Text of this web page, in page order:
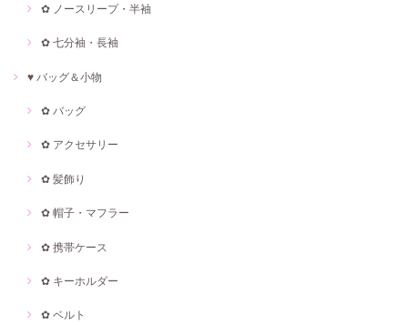
✿ ノースリープ・半袖
✿ 七分袖・長袖
♥ バッグ＆小物
✿ バッグ
✿ アクセサリー
✿ 髪飾り
✿ 帽子・マフラー
✿ 携帯ケース
✿ キーホルダー
✿ ベルト